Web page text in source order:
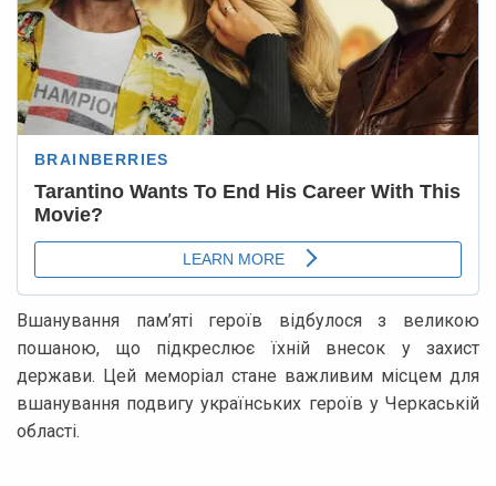
Вшанування пам’яті героїв відбулося з великою
пошаною, що підкреслює їхній внесок у захист
держави. Цей меморіал стане важливим місцем для
вшанування подвигу українських героїв у Черкаській
області.